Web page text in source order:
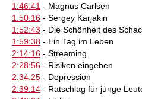
1:46:41 - Magnus Carlsen
1:50:16 - Sergey Karjakin
1:52:43 - Die Schönheit des
1:59:38 - Ein Tag im Leben
2:14:16 - Streaming
2:28:56 - Risiken eingehen
2:34:25 - Depression
2:39:14 - Ratschlag für junge